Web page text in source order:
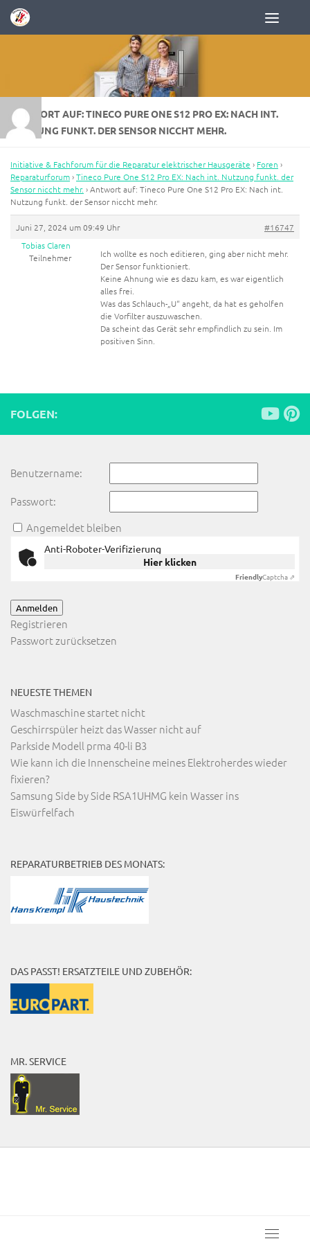
Zum Inhalt springen
ANTWORT AUF: TINECO PURE ONE S12 PRO EX: NACH INT.
NUTZUNG FUNKT. DER SENSOR NICCHT MEHR.
Initiative & Fachforum für die Reparatur elektrischer Hausgeräte › Foren ›
Reparaturforum›Tineco Pure One S12 Pro EX: Nach int. Nutzung funkt. der
Sensor niccht mehr. ›Antwort auf: Tineco Pure One S12 Pro EX: Nach int.
Nutzung funkt. der Sensor niccht mehr.
Juni 27, 2024 um 09:49 Uhr
#16747
Tobias Claren
Teilnehmer
Ich wollte es noch editieren, ging aber nicht mehr.
Der Sensor funktioniert.
Keine Ahnung wie es dazu kam, es war eigentlich
alles frei.
Was das Schlauch-„U“ angeht, da hat es geholfen
die Vorfilter auszuwaschen.
Da scheint das Gerät sehr empfindlich zu sein. Im
positiven Sinn.
FOLGEN:
Benutzername:
Passwort:
Angemeldet bleiben
Anti-Roboter-Verifizierung
Hier klicken
FriendlyCaptcha ⇗
Anmelden
Registrieren
Passwort zurücksetzen
NEUESTE THEMEN
Waschmaschine startet nicht
Geschirrspüler heizt das Wasser nicht auf
Parkside Modell prma 40-li B3
Wie kann ich die Innenscheine meines Elektroherdes wieder
fixieren?
Samsung Side by Side RSA1UHMG kein Wasser ins
Eiswürfelfach
REPARATURBETRIEB DES MONATS:
DAS PASST! ERSATZTEILE UND ZUBEHÖR:
MR. SERVICE